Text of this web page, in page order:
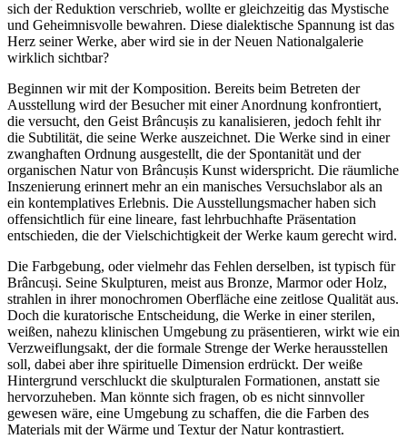
sich der Reduktion verschrieb, wollte er gleichzeitig das Mystische
und Geheimnisvolle bewahren. Diese dialektische Spannung ist das
Herz seiner Werke, aber wird sie in der Neuen Nationalgalerie
wirklich sichtbar?
Beginnen wir mit der Komposition. Bereits beim Betreten der
Ausstellung wird der Besucher mit einer Anordnung konfrontiert,
die versucht, den Geist Brâncușis zu kanalisieren, jedoch fehlt ihr
die Subtilität, die seine Werke auszeichnet. Die Werke sind in einer
zwanghaften Ordnung ausgestellt, die der Spontanität und der
organischen Natur von Brâncușis Kunst widerspricht. Die räumliche
Inszenierung erinnert mehr an ein manisches Versuchslabor als an
ein kontemplatives Erlebnis. Die Ausstellungsmacher haben sich
offensichtlich für eine lineare, fast lehrbuchhafte Präsentation
entschieden, die der Vielschichtigkeit der Werke kaum gerecht wird.
Die Farbgebung, oder vielmehr das Fehlen derselben, ist typisch für
Brâncuși. Seine Skulpturen, meist aus Bronze, Marmor oder Holz,
strahlen in ihrer monochromen Oberfläche eine zeitlose Qualität aus.
Doch die kuratorische Entscheidung, die Werke in einer sterilen,
weißen, nahezu klinischen Umgebung zu präsentieren, wirkt wie ein
Verzweiflungsakt, der die formale Strenge der Werke herausstellen
soll, dabei aber ihre spirituelle Dimension erdrückt. Der weiße
Hintergrund verschluckt die skulpturalen Formationen, anstatt sie
hervorzuheben. Man könnte sich fragen, ob es nicht sinnvoller
gewesen wäre, eine Umgebung zu schaffen, die die Farben des
Materials mit der Wärme und Textur der Natur kontrastiert.